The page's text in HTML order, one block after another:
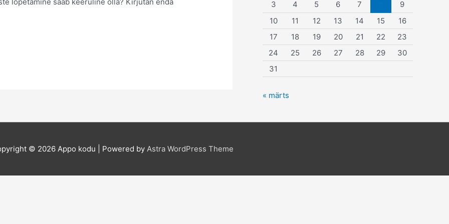
3
4 5 6 7
9
10
11 12 13 14 15
16
17
18 19 20 21 22
23
24
25 26 27 28 29
30
31
« märts
© 2026 Appo kodu | Powered by Astra WordPress Theme